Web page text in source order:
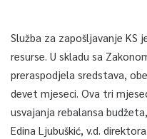
Služba za zapošljavanje KS
resurse. U skladu sa
preraspodjela sredstava,
devet mjeseci. Ova tri
usvajanja rebalansa
Edina Ljubuškić, v.d.